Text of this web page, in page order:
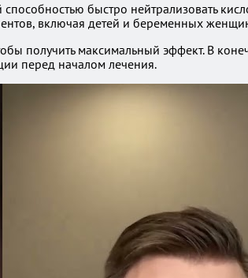
быстро нейтрализовать
включая детей и беременных
получить максимальный эффект. В
перед началом лечения.